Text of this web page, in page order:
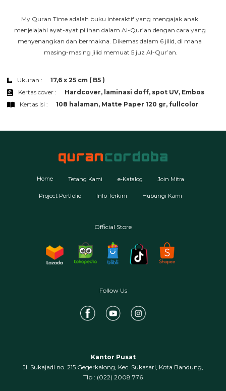
My Quran Time adalah buku interaktif yang mengajak anak
menjelajahi ayat-ayat pilihan dalam Al-Qur’an dengan cara yang
menyenangkan dan bermakna. Dikemas dalam 6 jilid, di mana
masing-masing jilid memuat 5 juz Al-Qur’an.
Ukuran :
17,6 x 25 cm ( B5 )
Kertas cover :
Hardcover, laminasi doff, spot UV, Embos
Kertas isi :
108 halaman, Matte Paper 120 gr, fullcolor
Home Tetang Kami e-Katalog Join Mitra
Project Portfolio Info Terkini Hubungi Kami
Official Store
Follow Us
Kantor Pusat
Jl. Sukajadi no. 215 Gegerkalong, Kec. Sukasari, Kota Bandung,
‍Tlp : (022) 2008 776